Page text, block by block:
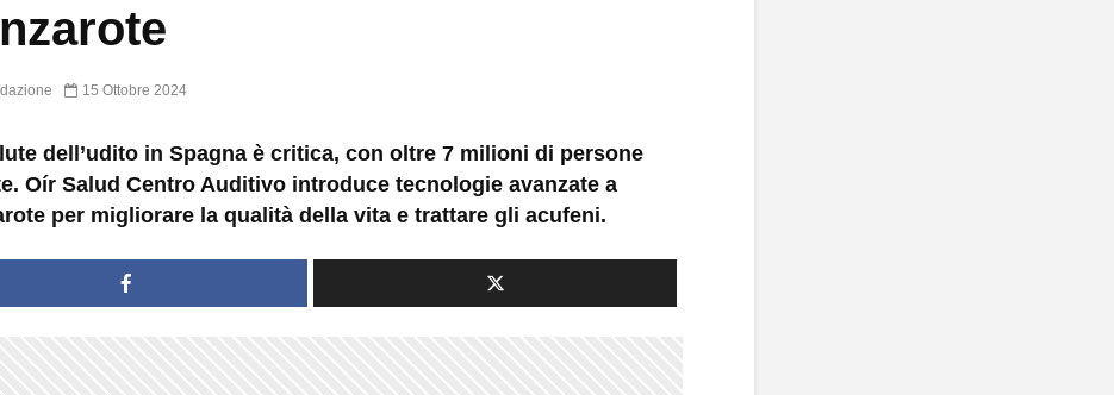
15 Ottobre 2024
dell’udito in Spagna è critica, con oltre 7 milioni di persone
Oír Salud Centro Auditivo introduce tecnologie avanzate a
per migliorare la qualità della vita e trattare gli acufeni.